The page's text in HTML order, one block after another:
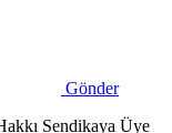
Gönder